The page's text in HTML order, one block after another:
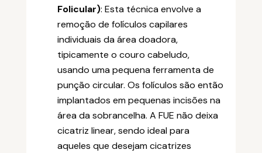
Folicular): Esta técnica envolve a
remoção de folículos capilares
individuais da área doadora,
tipicamente o couro cabeludo,
usando uma pequena ferramenta de
punção circular. Os folículos são então
implantados em pequenas incisões na
área da sobrancelha. A FUE não deixa
cicatriz linear, sendo ideal para
aqueles que desejam cicatrizes